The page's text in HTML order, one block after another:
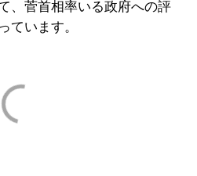
、菅首相率いる政府への評
ています。